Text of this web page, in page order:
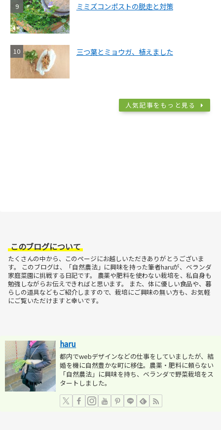
ミミズコンポストの脱走と対策
三つ葉とミョウガ、植えました
人気記事をもっと見る
このブログについて
たくさんの中から、このページにお越しいただきありがとうございま
す。
このブログは、「自然農法」に興味を持った筆者haruが、ベランダ
家庭菜園に挑戦する日記です。
農薬や肥料を使わない栽培を、私自身も
勉強しながらお伝えできればと思います。
また、体に優しい食品や、暮
らしの道具などもご紹介しますので、栽培にご興味の無い方も、お気軽
にご覧いただけますと幸いです。
haru
都内でwebデザインなどの仕事をしていましたが、結
婚を機に自然豊かな町に移住。農薬・肥料に頼らない
「自然農法」に興味を持ち、ベランダで野菜栽培をス
タートしました。